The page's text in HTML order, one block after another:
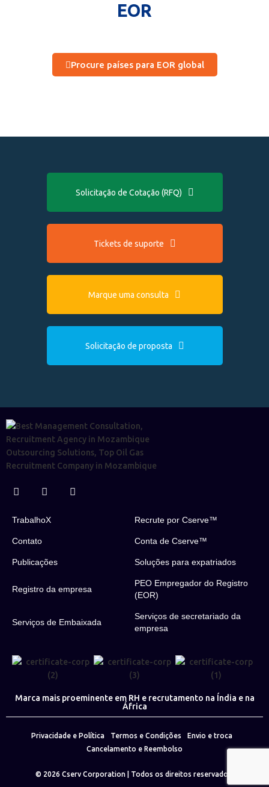
EOR
Procure países para EOR global
Solicitação de Cotação (RFQ)
Tickets de suporte
Marque uma consulta
Solicitação de proposta
TrabalhoX Recrute por Cserve™
Contato Conta de Cserve™
Publicações Soluções para expatriados
Registro da empresa
PEO Empregador do Registro
(EOR)
Serviços de Embaixada
Serviços de secretariado da
empresa
Marca mais proeminente em RH e recrutamento na Índia e na
África
Privacidade e Política Termos e Condições
Envio e troca
Cancelamento e Reembolso
© 2026 Cserv Corporation | Todos os direitos reservados.